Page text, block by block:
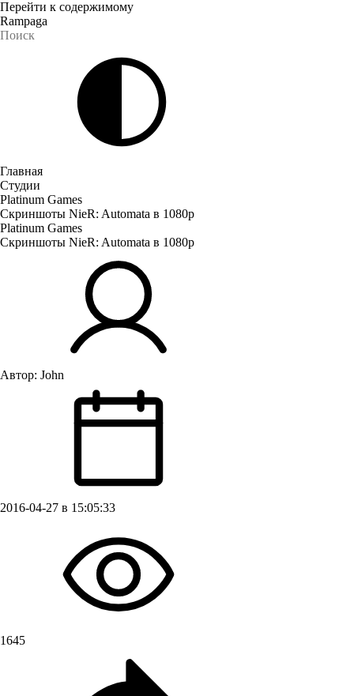
Перейти к содержимому
Rampaga
Главная
Студии
Platinum Games
Скриншоты NieR: Automata в 1080p
Platinum Games
Скриншоты NieR: Automata в 1080p
Автор: John
2016-04-27 в 15:05:33
1645